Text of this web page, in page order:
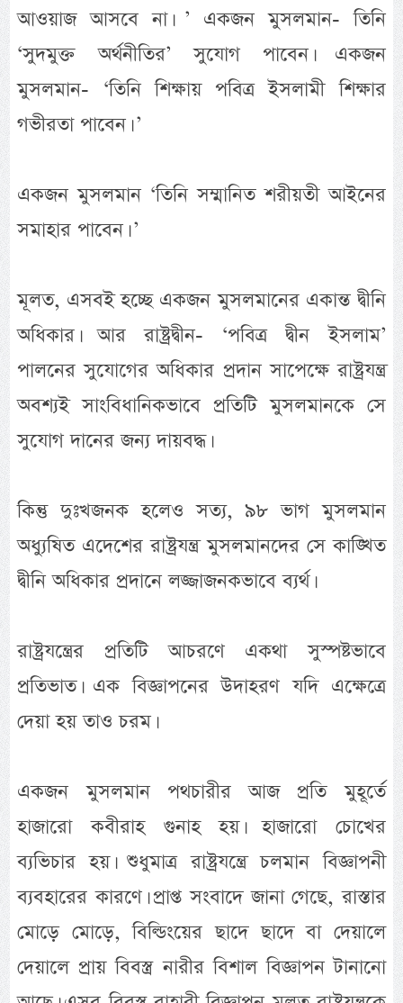
আওয়াজ আসবে না। ’ একজন মুসলমান- তিনি
‘সুদমুক্ত অর্থনীতির’ সুযোগ পাবেন। একজন
মুসলমান- ‘তিনি শিক্ষায় পবিত্র ইসলামী শিক্ষার
গভীরতা পাবেন। ’
একজন মুসলমান ‘তিনি সম্মানিত শরীয়তী আইনের
সমাহার পাবেন। ’
মূলত, এসবই হচ্ছে একজন মুসলমানের একান্ত দ্বীনি
অধিকার। আর রাষ্ট্রদ্বীন- ‘পবিত্র দ্বীন ইসলাম’
পালনের সুযোগের অধিকার প্রদান সাপেক্ষে রাষ্ট্রযন্ত্র
অবশ্যই সাংবিধানিকভাবে প্রতিটি মুসলমানকে সে
সুযোগ দানের জন্য দায়বদ্ধ।
কিন্তু দুঃখজনক হলেও সত্য, ৯৮ ভাগ মুসলমান
অধ্যুষিত এদেশের রাষ্ট্রযন্ত্র মুসলমানদের সে কাঙ্খিত
দ্বীনি অধিকার প্রদানে লজ্জাজনকভাবে ব্যর্থ।
রাষ্ট্রযন্ত্রের প্রতিটি আচরণে একথা সুস্পষ্টভাবে
প্রতিভাত। এক বিজ্ঞাপনের উদাহরণ যদি এক্ষেত্রে
দেয়া হয় তাও চরম।
একজন মুসলমান পথচারীর আজ প্রতি মুহূর্তে
হাজারো কবীরাহ গুনাহ হয়। হাজারো চোখের
ব্যভিচার হয়। শুধুমাত্র রাষ্ট্রযন্ত্রে চলমান বিজ্ঞাপনী
ব্যবহারের কারণে। প্রাপ্ত সংবাদে জানা গেছে, রাস্তার
মোড়ে মোড়ে, বিল্ডিংয়ের ছাদে ছাদে বা দেয়ালে
দেয়ালে প্রায় বিবস্ত্র নারীর বিশাল বিজ্ঞাপন টানানো